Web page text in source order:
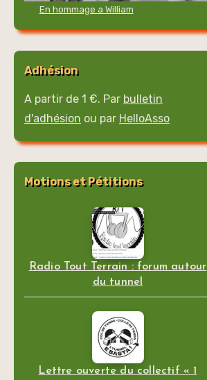
En hommage a William
Adhésion
A partir de 1 €. Par bulletin
d'adhésion ou par HelloAsso
Motions et Pétitions
Radio Tout Terrain : forum autour
du tunnel
Lettre ouverte du collectif « 1